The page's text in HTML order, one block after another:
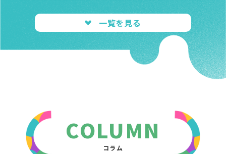
一覧を見る
COLUMN
コラム